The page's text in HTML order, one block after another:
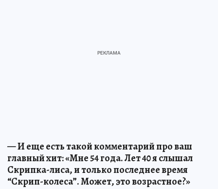
— И еще есть такой комментарий про ваш
главный хит: «Мне 54 года. Лет 40 я слышал
Скрипка-лиса, и только последнее время
“Скрип-колеса”. Может, это возрастное?»